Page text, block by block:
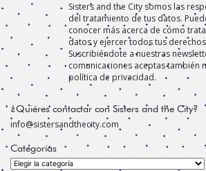
Sisters and the City somos las
del tratamiento de tus datos.
conocer más acerca de cómo
datos y ejercer todos tus
Suscribiéndote a nuestras
comunicaciones aceptas también
política de privacidad.
¿Quiéres contactar con Sisters and the City?
info@sistersandthecity.com
Categorías
Categorías